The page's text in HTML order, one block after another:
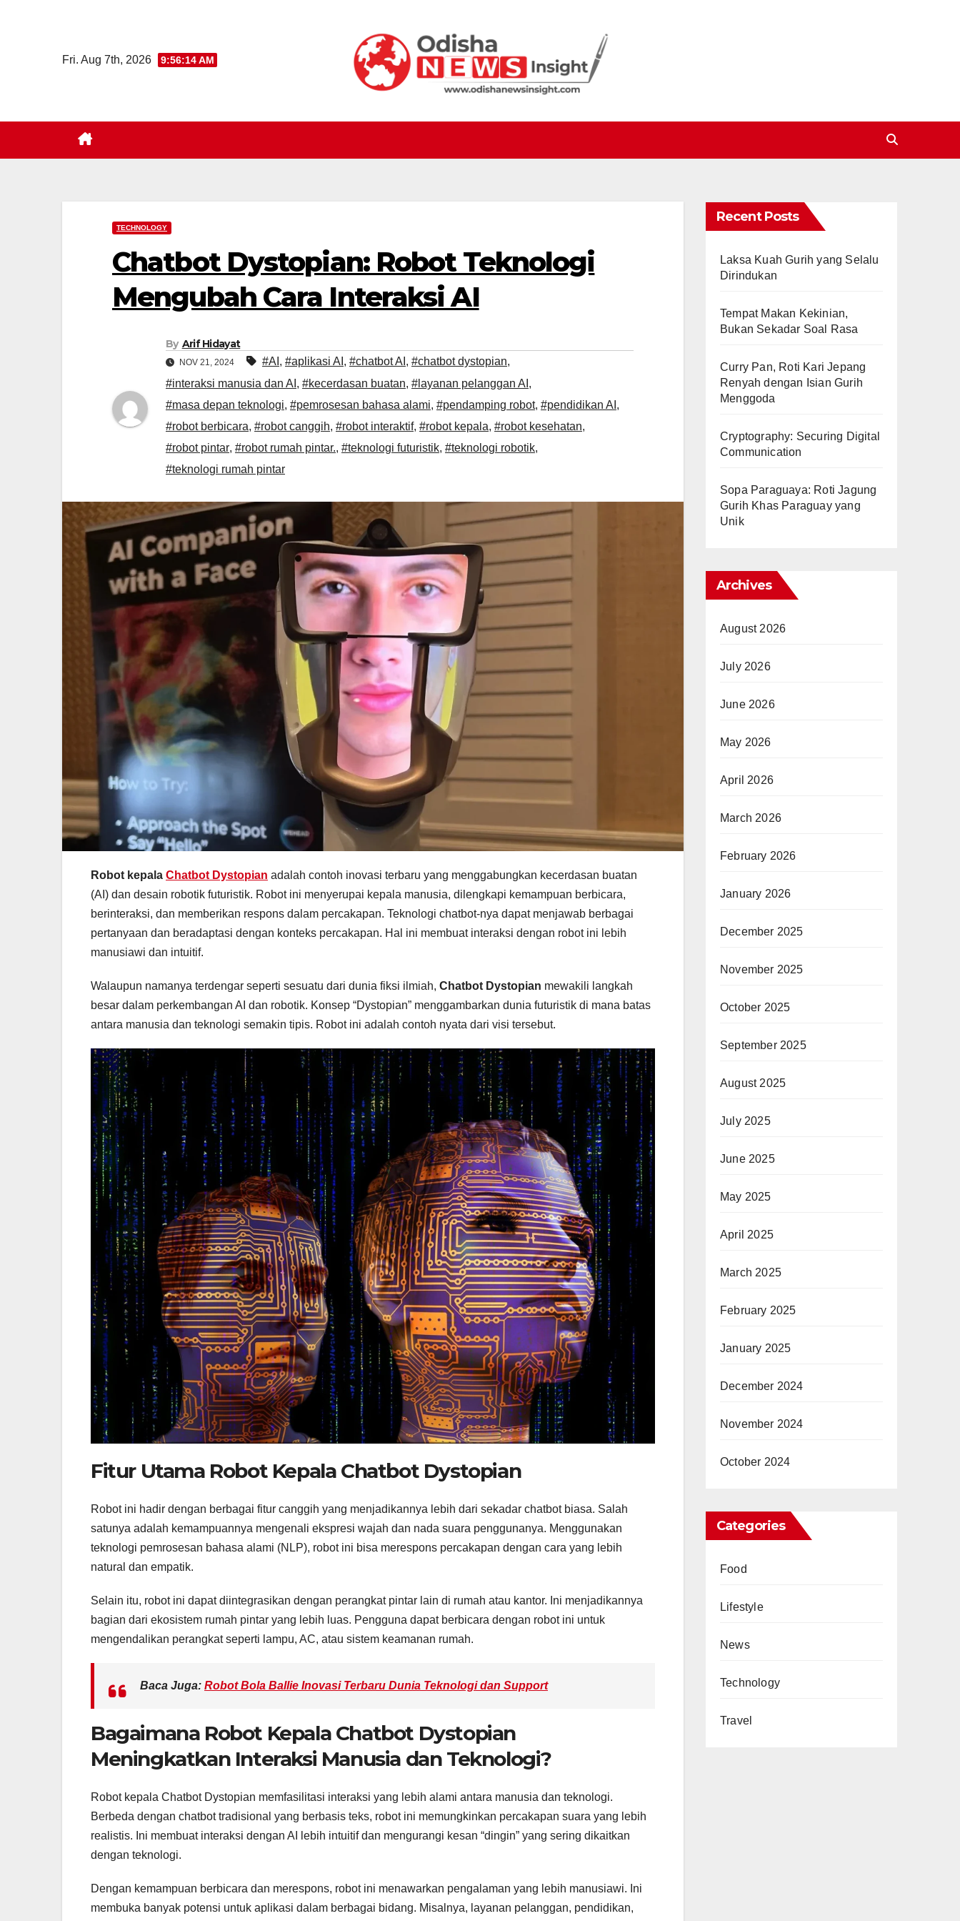
Fri. Aug 7th, 2026 9:56:15 AM
TECHNOLOGY
Chatbot Dystopian: Robot Teknologi
Mengubah Cara Interaksi AI
By Arif Hidayat
NOV 21, 2024 #AI , #aplikasi AI , #chatbot AI , #chatbot dystopian,
#interaksi manusia dan AI , #kecerdasan buatan, #layanan pelanggan AI ,
#masa depan teknologi, #pemrosesan bahasa alami, #pendamping robot, #pendidikan AI ,
#robot berbicara, #robot canggih, #robot interaktif, #robot kepala, #robot kesehatan,
#robot pintar, #robot rumah pintar., #teknologi futuristik, #teknologi robotik,
#teknologi rumah pintar
Robot kepala Chatbot Dystopian adalah contoh inovasi terbaru yang menggabungkan kecerdasan buatan
(AI) dan desain robotik futuristik. Robot ini menyerupai kepala manusia, dilengkapi kemampuan berbicara,
berinteraksi, dan memberikan respons dalam percakapan. Teknologi chatbot-nya dapat menjawab berbagai
pertanyaan dan beradaptasi dengan konteks percakapan. Hal ini membuat interaksi dengan robot ini lebih
manusiawi dan intuitif.
Walaupun namanya terdengar seperti sesuatu dari dunia fiksi ilmiah, Chatbot Dystopian mewakili langkah
besar dalam perkembangan AI dan robotik. Konsep “Dystopian” menggambarkan dunia futuristik di mana batas
antara manusia dan teknologi semakin tipis. Robot ini adalah contoh nyata dari visi tersebut.
Fitur Utama Robot Kepala Chatbot Dystopian
Robot ini hadir dengan berbagai fitur canggih yang menjadikannya lebih dari sekadar chatbot biasa. Salah
satunya adalah kemampuannya mengenali ekspresi wajah dan nada suara penggunanya. Menggunakan
teknologi pemrosesan bahasa alami (NLP), robot ini bisa merespons percakapan dengan cara yang lebih
natural dan empatik.
Selain itu, robot ini dapat diintegrasikan dengan perangkat pintar lain di rumah atau kantor. Ini menjadikannya
bagian dari ekosistem rumah pintar yang lebih luas. Pengguna dapat berbicara dengan robot ini untuk
mengendalikan perangkat seperti lampu, AC, atau sistem keamanan rumah.
Baca Juga: Robot Bola Ballie Inovasi Terbaru Dunia Teknologi dan Support
Bagaimana Robot Kepala Chatbot Dystopian
Meningkatkan Interaksi Manusia dan Teknologi?
Robot kepala Chatbot Dystopian memfasilitasi interaksi yang lebih alami antara manusia dan teknologi.
Berbeda dengan chatbot tradisional yang berbasis teks, robot ini memungkinkan percakapan suara yang lebih
realistis. Ini membuat interaksi dengan AI lebih intuitif dan mengurangi kesan “dingin” yang sering dikaitkan
dengan teknologi.
Dengan kemampuan berbicara dan merespons, robot ini menawarkan pengalaman yang lebih manusiawi. Ini
membuka banyak potensi untuk aplikasi dalam berbagai bidang. Misalnya, layanan pelanggan, pendidikan,
Recent Posts
Laksa Kuah Gurih yang Selalu
Dirindukan
Tempat Makan Kekinian,
Bukan Sekadar Soal Rasa
Curry Pan, Roti Kari Jepang
Renyah dengan Isian Gurih
Menggoda
Cryptography: Securing Digital
Communication
Sopa Paraguaya: Roti Jagung
Gurih Khas Paraguay yang
Unik
Archives
August 2026
July 2026
June 2026
May 2026
April 2026
March 2026
February 2026
January 2026
December 2025
November 2025
October 2025
September 2025
August 2025
July 2025
June 2025
May 2025
April 2025
March 2025
February 2025
January 2025
December 2024
November 2024
October 2024
Categories
Food
Lifestyle
News
Technology
Travel